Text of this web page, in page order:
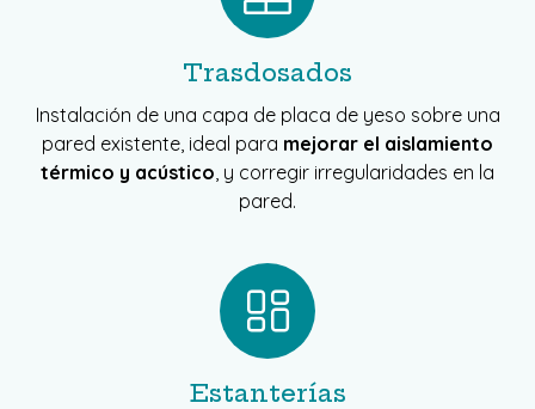
Trasdosados
Instalación de una capa de placa de yeso sobre una
pared existente, ideal para mejorar el aislamiento
térmico y acústico , y corregir irregularidades en la
pared.
Estanterías